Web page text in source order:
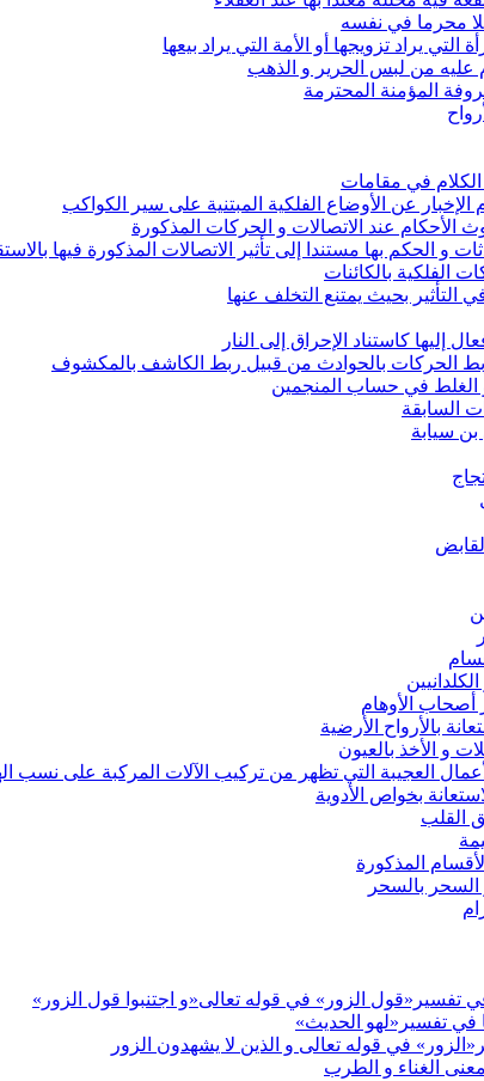
محرما في نفسه
يراد تزويجها أو الأمة التي يراد بيعها
عليه من لبس الحرير و الذهب
المؤمنة المحترمة
في مقامات
الإخبار عن الأوضاع الفلكية المبتنية على سير الكواكب
الأحكام عند الاتصالات و الحركات المذكورة
و الحكم بها مستندا إلى تأثير الاتصالات المذكورة فيها
الفلكية بالكائنات
التأثير بحيث يمتنع التخلف عنها
إليها كاستناد الإحراق إلى النار
ربط الحركات بالحوادث من قبيل ربط الكاشف بالمكشوف
الغلط في حساب المنجمين
السابقة
سيابة
أصحاب الأوهام
بالأرواح الأرضية
و الأخذ بالعيون
العجيبة التي تظهر من تركيب الآلات المركبة على نسب
بخواص الأدوية
القلب
المذكورة
بالسحر
تفسير«قول الزور» في قوله تعالى«و اجتنبوا قول الزور»
في تفسير«لهو الحديث»
في قوله تعالى و الذين لا يشهدون الزور
الغناء و الطرب